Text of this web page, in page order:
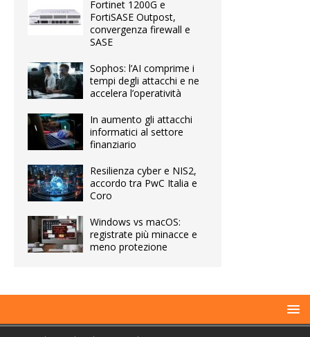
Fortinet 1200G e
FortiSASE Outpost,
convergenza firewall e
SASE
Sophos: l’AI comprime i
tempi degli attacchi e ne
accelera l’operatività
In aumento gli attacchi
informatici al settore
finanziario
Resilienza cyber e NIS2,
accordo tra PwC Italia e
Coro
Windows vs macOS:
registrate più minacce e
meno protezione